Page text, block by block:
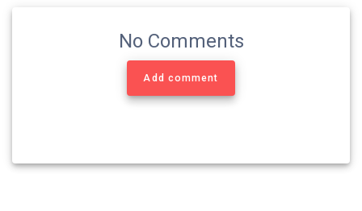
No Comments
Add comment